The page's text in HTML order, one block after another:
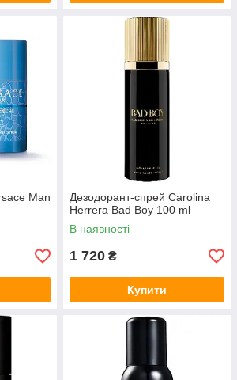
Man
Дезодорант-спрей Carolina
Herrera Bad Boy 100 ml
В наявності
1 720 ₴
Купити